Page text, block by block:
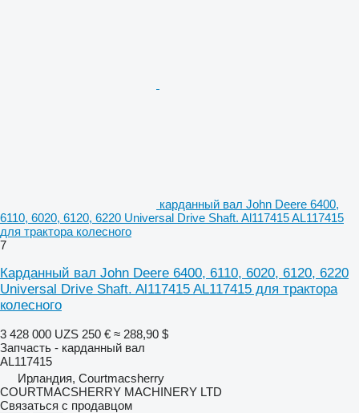
карданный вал John Deere 6400,
6110, 6020, 6120, 6220 Universal Drive Shaft. Al117415 AL117415
для трактора колесного
7
Карданный вал John Deere 6400, 6110, 6020, 6120, 6220
Universal Drive Shaft. Al117415 AL117415 для трактора
колесного
3 428 000 UZS 250 € ≈ 288,90 $
Запчасть - карданный вал
AL117415
Ирландия, Courtmacsherry
COURTMACSHERRY MACHINERY LTD
Связаться с продавцом